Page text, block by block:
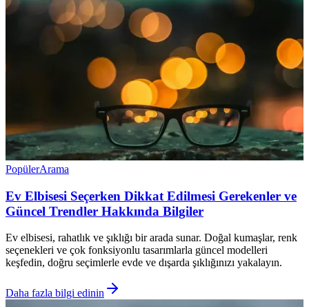
PopülerArama
Ev Elbisesi Seçerken Dikkat Edilmesi Gerekenler ve
Güncel Trendler Hakkında Bilgiler
Ev elbisesi, rahatlık ve şıklığı bir arada sunar. Doğal kumaşlar, renk
seçenekleri ve çok fonksiyonlu tasarımlarla güncel modelleri
keşfedin, doğru seçimlerle evde ve dışarda şıklığınızı yakalayın.
Daha fazla bilgi edinin